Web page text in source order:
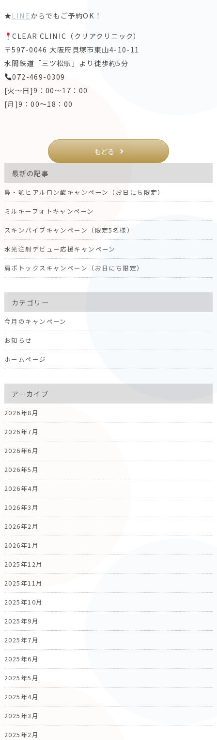
★LINEからでもご予約OK！
CLEAR CLINIC（クリアクリニック）
〒597-0046 大阪府貝塚市東山4-10-11
水間鉄道「三ツ松駅」より徒歩約5分
072-469-0309
[火～日]9：00～17：00
[月]9：00～18：00
もどる
最新の記事
鼻・顎ヒアルロン酸キャンペーン（お日にち限定）
ミルキーフォトキャンペーン
スキンバイブキャンペーン（限定5名様）
水光注射デビュー応援キャンペーン
肩ボトックスキャンペーン（お日にち限定）
カテゴリー
今月のキャンペーン
お知らせ
ホームページ
アーカイブ
2026年8月
2026年7月
2026年6月
2026年5月
2026年4月
2026年3月
2026年2月
2026年1月
2025年12月
2025年11月
2025年10月
2025年9月
2025年7月
2025年6月
2025年5月
2025年4月
2025年3月
2025年2月